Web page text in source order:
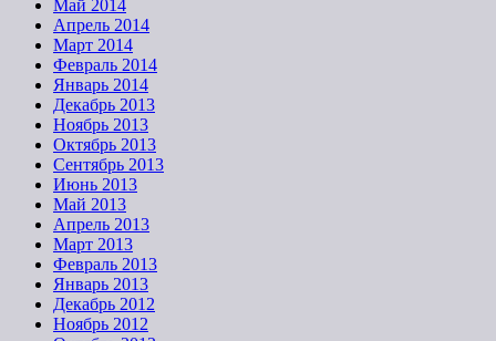
Май 2014
Апрель 2014
Март 2014
Февраль 2014
Январь 2014
Декабрь 2013
Ноябрь 2013
Октябрь 2013
Сентябрь 2013
Июнь 2013
Май 2013
Апрель 2013
Март 2013
Февраль 2013
Январь 2013
Декабрь 2012
Ноябрь 2012